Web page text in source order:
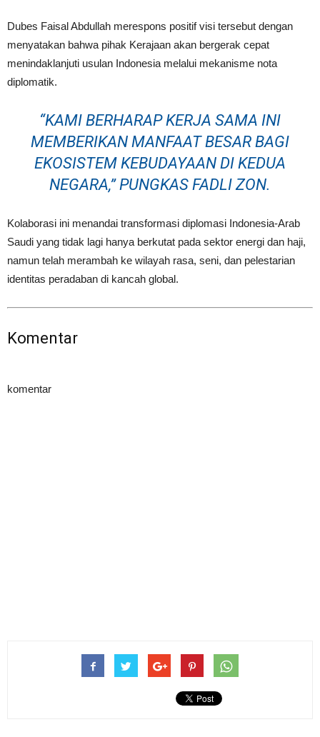
Dubes Faisal Abdullah merespons positif visi tersebut dengan
menyatakan bahwa pihak Kerajaan akan bergerak cepat
menindaklanjuti usulan Indonesia melalui mekanisme nota
diplomatik.
“KAMI BERHARAP KERJA SAMA INI
MEMBERIKAN MANFAAT BESAR BAGI
EKOSISTEM KEBUDAYAAN DI KEDUA
NEGARA,” PUNGKAS FADLI ZON.
Kolaborasi ini menandai transformasi diplomasi Indonesia-Arab
Saudi yang tidak lagi hanya berkutat pada sektor energi dan haji,
namun telah merambah ke wilayah rasa, seni, dan pelestarian
identitas peradaban di kancah global.
Komentar
komentar